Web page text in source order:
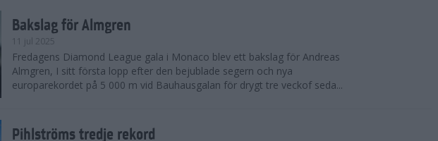
Bakslag för Almgren
11 jul 2025
Fredagens Diamond League gala i Monaco blev ett bakslag för Andreas
Almgren, I sitt första lopp efter den bejublade segern och nya
europarekordet på 5 000 m vid Bauhausgalan för drygt tre veckof seda...
Pihlströms tredje rekord